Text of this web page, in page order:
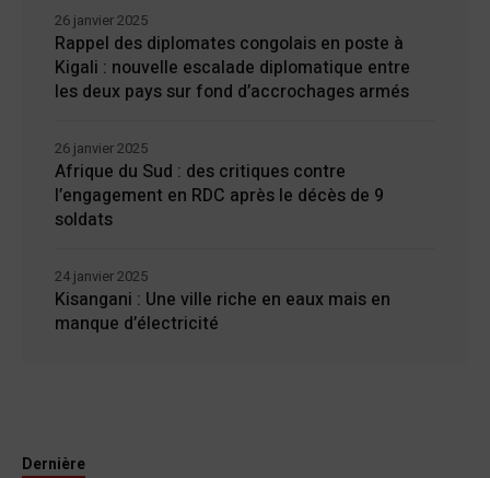
Rappel des diplomates congolais en poste à
Kigali : nouvelle escalade diplomatique entre
les deux pays sur fond d’accrochages armés
26 janvier 2025
Afrique du Sud : des critiques contre
l’engagement en RDC après le décès de 9
soldats
26 janvier 2025
Kisangani : Une ville riche en eaux mais en
manque d’électricité
24 janvier 2025
Dernière